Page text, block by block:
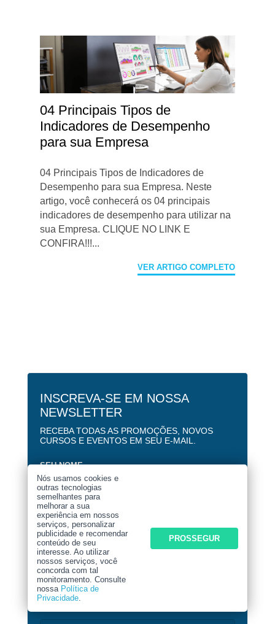
Nós usamos cookies e
outras tecnologias
semelhantes para
melhorar a sua
experiência em nossos
serviços, personalizar
publicidade e recomendar
conteúdo de seu
interesse. Ao utilizar
nossos serviços, você
concorda com tal
monitoramento. Consulte
nossa Política de
Privacidade.
PROSSEGUR
04 Principais Tipos de
Indicadores de Desempenho
para sua Empresa
04 Principais Tipos de Indicadores de
Desempenho para sua Empresa. Neste
artigo, você conhecerá os 04 principais
indicadores de desempenho para utilizar na
sua Empresa. CLIQUE NO LINK E
CONFIRA!!!...
VER ARTIGO COMPLETO
INSCREVA-SE EM NOSSA
NEWSLETTER
RECEBA TODAS AS PROMOÇÕES, NOVOS
CURSOS E EVENTOS EM SEU E-MAIL.
SEU NOME
SEU E-MAIL
SEU WHATSAPP